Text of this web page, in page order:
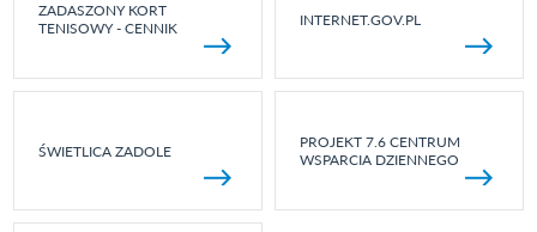
ZADASZONY KORT
TENISOWY - CENNIK
INTERNET.GOV.PL
ŚWIETLICA ZADOLE
PROJEKT 7.6 CENTRUM
WSPARCIA DZIENNEGO